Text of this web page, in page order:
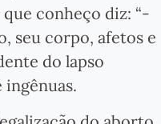
conheço diz: “-
seu corpo, afetos e
do lapso
ingênuas.